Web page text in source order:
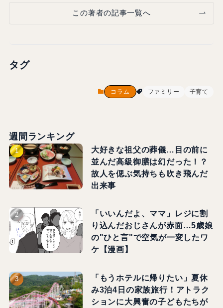
この著者の記事一覧へ
タグ
コラム ファミリー 子育て
週間ランキング
大好きな祖父の葬儀…目の前に
並んだ高級御膳は幻だった！？
故人を偲ぶ気持ちも吹き飛んだ
出来事
「いいんだよ、ママ」レジに割
り込んだおじさんが赤面…5歳娘
の"ひと言"で空気が一変したワ
ケ【漫画】
「もうホテルに帰りたい」夏休
み3泊4日の家族旅行！アトラク
ションに大興奮の子どもたちが